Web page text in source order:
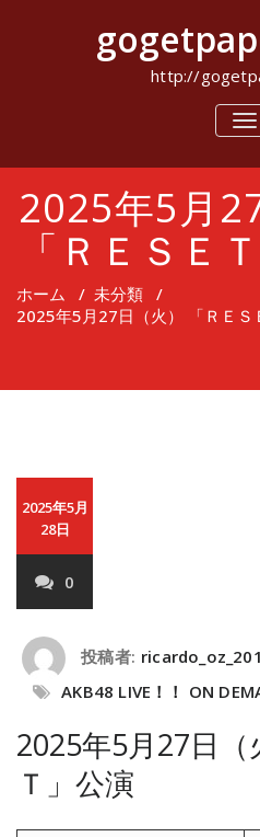
キ
http://
ナ
ビ
シ
ョ
替
え
2025年5月
「ＲＥＳＥ
ホーム / 未分類 /
2025年5月27日（火） 「ＲＥＳ
2025年5月
28日
0
投稿者:
AKB48 LIVE！！ ON
2025年5月27日（
Ｔ」公演